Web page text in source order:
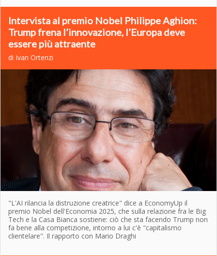
Intervista al premio Nobel Philippe Aghion:
Trump frena l’innovazione, l’Europa deve
essere più attraente
di Ivan Ortenzi
"L'AI rilancia la distruzione creatrice" dice a EconomyUp il
premio Nobel dell'Economia 2025, che sulla relazione fra le Big
Tech e la Casa Bianca sostiene: ciò che sta facendo Trump non
fa bene alla competizione, intorno a lui c'è "capitalismo
clientelare". Il rapporto con Mario Draghi